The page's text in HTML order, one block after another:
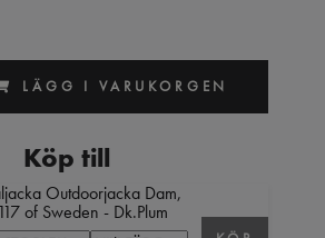
LÄGG I VARUKORGEN
Köp till
Outdoorjacka Dam,
of Sweden - Dk.Plum